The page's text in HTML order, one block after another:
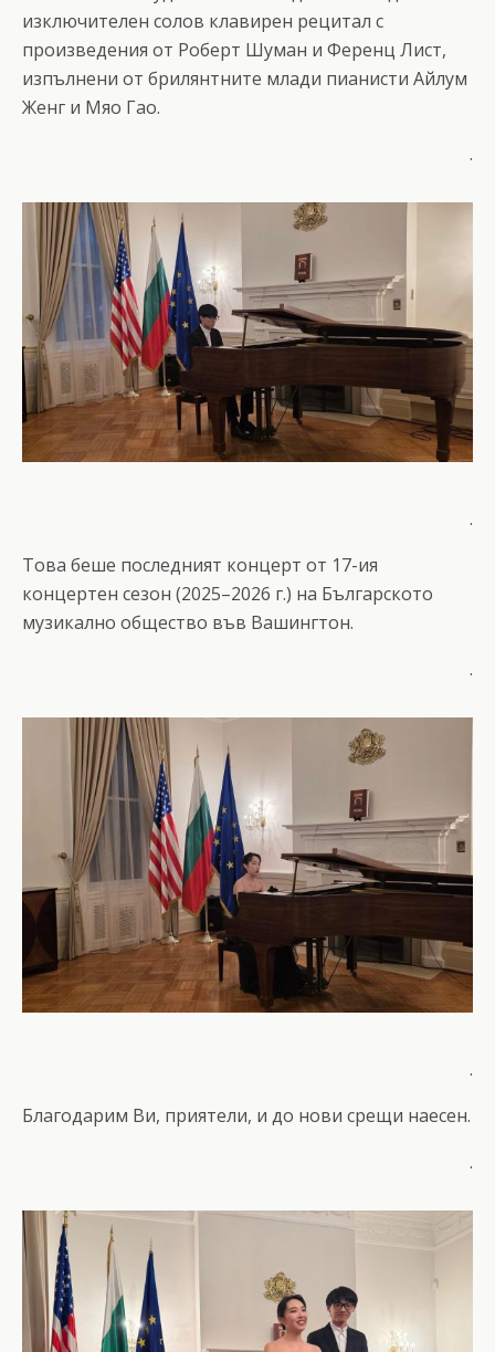
изключителен солов клавирен рецитал с
произведения от Роберт Шуман и Ференц Лист,
изпълнени от брилянтните млади пианисти Айлум
Женг и Мяо Гао.
.
.
Това беше последният концерт от 17-ия
концертен сезон (2025–2026 г.) на Българското
музикално общество във Вашингтон.
.
.
Благодарим Ви, приятели, и до нови срещи наесен.
.